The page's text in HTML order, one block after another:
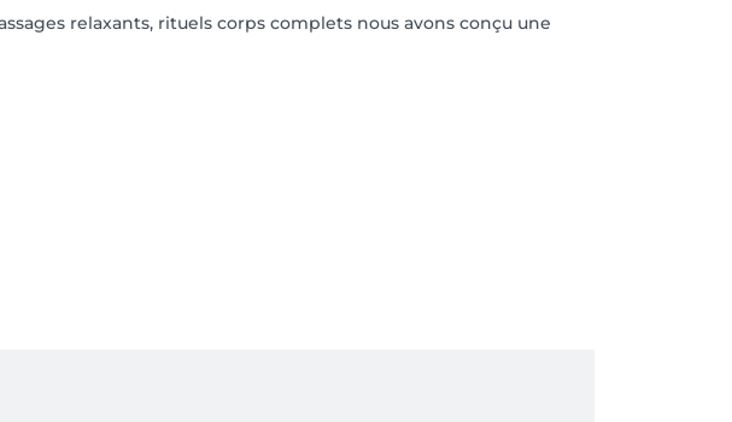
relaxants, rituels corps complets nous avons conçu une